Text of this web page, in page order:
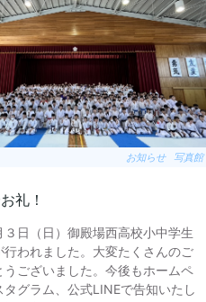
お知らせ 写真館
礼！
３日（日）御殿場西高校小中学生
行われました。大変たくさんのご
うございました。今後もホームペ
タグラム、公式LINEで告知いたし